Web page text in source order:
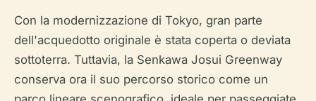
Con la modernizzazione di Tokyo, gran parte
dell'acquedotto originale è stata coperta o deviata
sottoterra. Tuttavia, la Senkawa Josui Greenway
conserva ora il suo percorso storico come un